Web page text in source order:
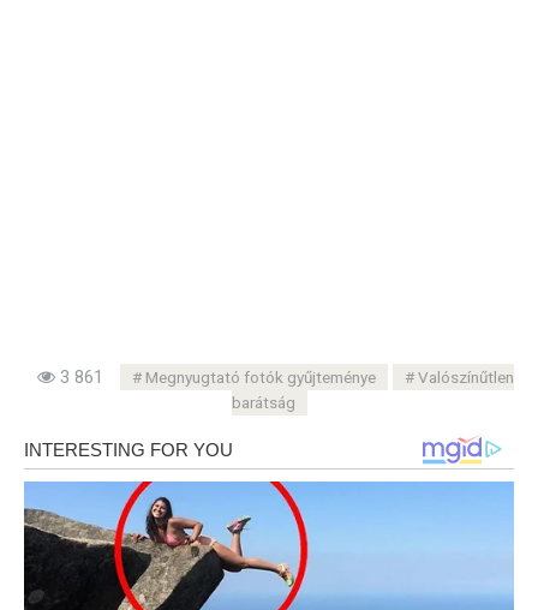
3 861 Megnyugtató fotók gyűjteménye
Valószínűtlen
barátság